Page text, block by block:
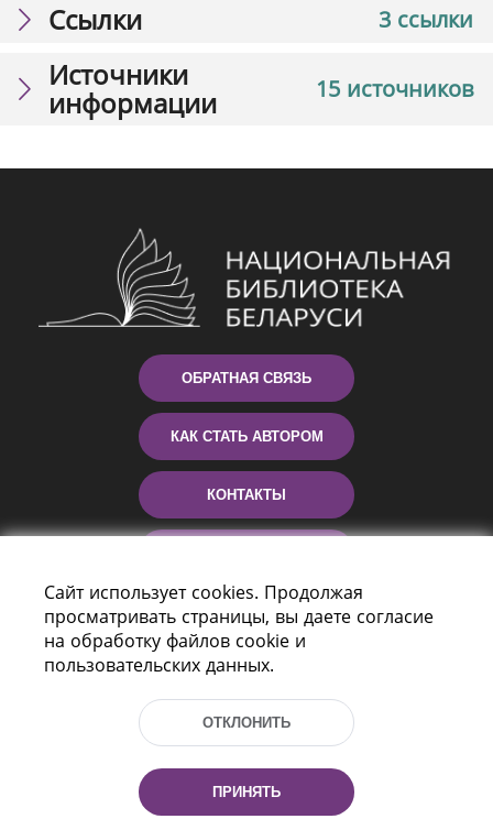
3 ссылки
Ссылки
15 источников
Источники
информации
ОБРАТНАЯ СВЯЗЬ
КАК СТАТЬ АВТОРОМ
КОНТАКТЫ
Пр-т Независимости 116
г. Минск, Республика Беларусь, 220114
Тел.: (+375 17) 368 37 37, Факс: (+375 17)
Сайт использует cookies. Продолжая
просматривать страницы, вы даете согласие
на обработку файлов cookie и
пользовательских данных.
ОТКЛОНИТЬ
ПРИНЯТЬ